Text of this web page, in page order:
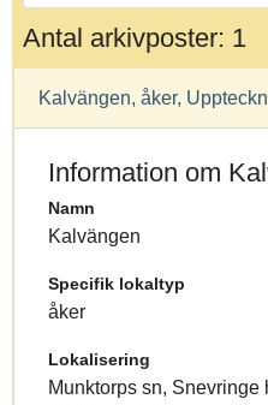
Antal arkivposter: 1
Kalvängen, åker,
Information om
Namn
Kalvängen
Specifik lokaltyp
åker
Lokalisering
Munktorps sn, Snevringe